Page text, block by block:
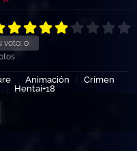
voto: 0
Animación
Crimen
Hentai+18